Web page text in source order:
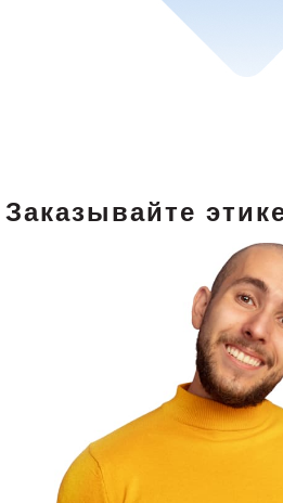
Заказывайте